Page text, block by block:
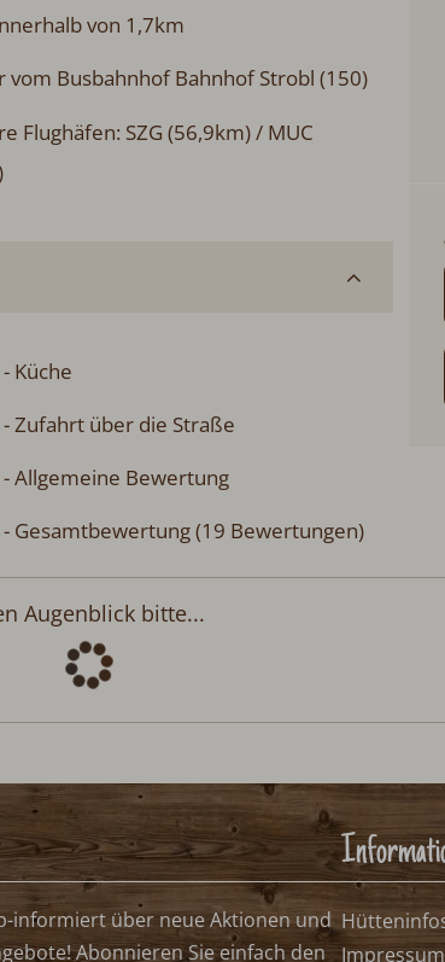
von 1,7km
vom Busbahnhof Bahnhof Strobl (150)
Flughäfen: SZG (56,9km) / MUC
über die Straße
Bewertung
(19 Bewertungen)
Augenblick bitte...
informiert über neue Aktionen und
Abonnieren Sie einfach den
Impressum